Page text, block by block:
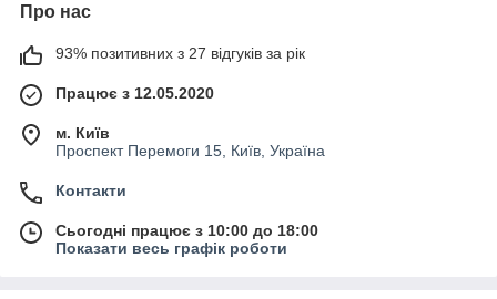
Про нас
93% позитивних з 27 відгуків за рік
Працює з 12.05.2020
м. Київ
Проспект Перемоги 15, Київ, Україна
Контакти
Сьогодні працює з 10:00 до 18:00
Показати весь графік роботи